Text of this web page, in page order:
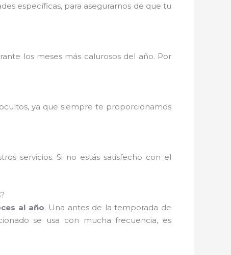
específicas, para asegurarnos de que tu
los meses más calurosos del año. Por
ya que siempre te proporcionamos
servicios. Si no estás satisfecho con el
al año. Una antes de la temporada de
se usa con mucha frecuencia, es